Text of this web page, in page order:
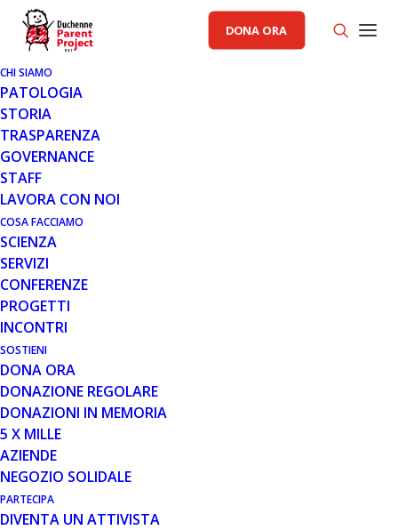
DONA ORA
CHI SIAMO
PATOLOGIA
STORIA
TRASPARENZA
GOVERNANCE
STAFF
LAVORA CON NOI
COSA FACCIAMO
SCIENZA
SERVIZI
CONFERENZE
PROGETTI
INCONTRI
SOSTIENI
DONA ORA
DONAZIONE REGOLARE
DONAZIONI IN MEMORIA
5 X MILLE
AZIENDE
NEGOZIO SOLIDALE
PARTECIPA
DIVENTA UN ATTIVISTA
8 FEB 2016
“DESIGN FOR DUCHENNE”,
DISPONIBILI LE PRIME LINEE
GUIDA PER IL PROGETTO DI
COSTRUZIONE O
RISTRUTTURAZIONE DI
ABITAZIONI PER FAMIGLIE
DUCHENNE.
Arriva a compimento, con la pubblicazione di questo
importante volume dedicato alle famiglie e ai
professionisti, il lavoro dell’Architetto Michele…
Leggi tutto
PROGETTI